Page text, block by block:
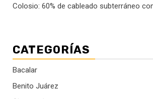
Colosio: 60% de cableado subterráneo
CATEGORÍAS
Bacalar
Benito Juárez